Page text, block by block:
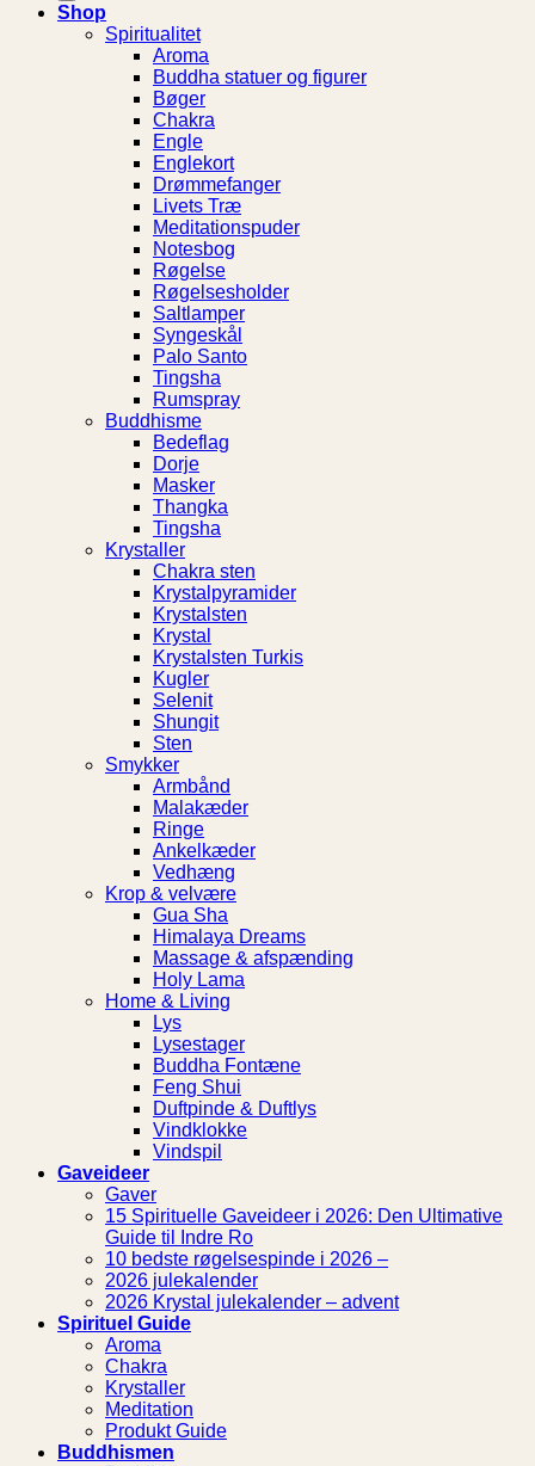
Shop
Spiritualitet
Aroma
Buddha statuer og figurer
Bøger
Chakra
Engle
Englekort
Drømmefanger
Livets Træ
Meditationspuder
Notesbog
Røgelse
Røgelsesholder
Saltlamper
Syngeskål
Palo Santo
Tingsha
Rumspray
Buddhisme
Bedeflag
Dorje
Masker
Thangka
Tingsha
Krystaller
Chakra sten
Krystalpyramider
Krystalsten
Krystal
Krystalsten Turkis
Kugler
Selenit
Shungit
Sten
Smykker
Armbånd
Malakæder
Ringe
Ankelkæder
Vedhæng
Krop & velvære
Gua Sha
Himalaya Dreams
Massage & afspænding
Holy Lama
Home & Living
Lys
Lysestager
Buddha Fontæne
Feng Shui
Duftpinde & Duftlys
Vindklokke
Vindspil
Gaveideer
Gaver
15 Spirituelle Gaveideer i 2026: Den Ultimative
Guide til Indre Ro
10 bedste røgelsespinde i 2026 –
2026 julekalender
2026 Krystal julekalender – advent
Spirituel Guide
Aroma
Chakra
Krystaller
Meditation
Produkt Guide
Buddhismen